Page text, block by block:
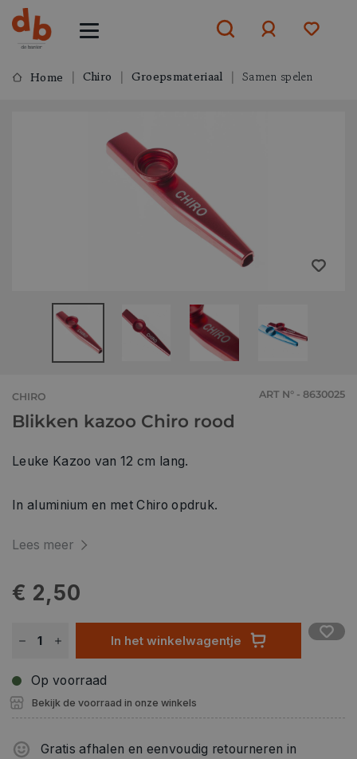
Home Chiro Groepsmateriaal Samen spelen
CHIRO ART N° - 8630025
Blikken kazoo Chiro rood
Leuke Kazoo van 12 cm lang.
In aluminium en met Chiro opdruk.
Lees meer
€ 2,50
In het winkelwagentje
Op voorraad
Bekijk de voorraad in onze winkels
Gratis afhalen en eenvoudig retourneren in